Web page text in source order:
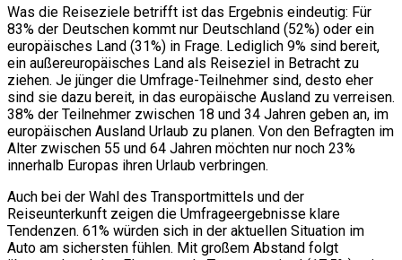
Was die Reiseziele betrifft ist das Ergebnis eindeutig: Für
83% der Deutschen kommt nur Deutschland (52%) oder ein
europäisches Land (31%) in Frage. Lediglich 9% sind bereit,
ein außereuropäisches Land als Reiseziel in Betracht zu
ziehen. Je jünger die Umfrage-Teilnehmer sind, desto eher
sind sie dazu bereit, in das europäische Ausland zu verreisen.
38% der Teilnehmer zwischen 18 und 34 Jahren geben an, im
europäischen Ausland Urlaub zu planen. Von den Befragten im
Alter zwischen 55 und 64 Jahren möchten nur noch 23%
innerhalb Europas ihren Urlaub verbringen.
Auch bei der Wahl des Transportmittels und der
Reiseunterkunft zeigen die Umfrageergebnisse klare
Tendenzen. 61% würden sich in der aktuellen Situation im
Auto am sichersten fühlen. Mit großem Abstand folgt